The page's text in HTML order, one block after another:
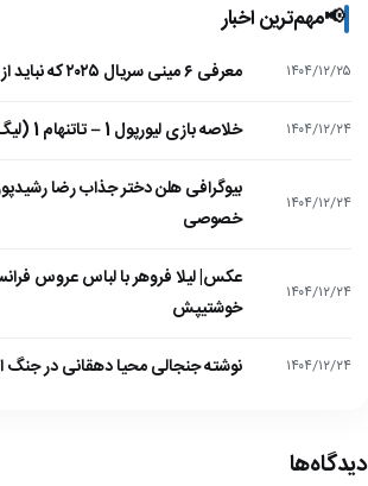
📢مهم‌ترین اخبار
۱۴۰۴/۱۲/۲۵ معرفی ۶ مینی سریال ۲۰۲۵ که نباید از دست بدهید!
۱۴۰۴/۱۲/۲۴ خلاصه بازی لیورپول 1 – تاتنهام 1 (لیگ برتر انگلیس)
۱۴۰۴/۱۲/۲۴
بیوگرافی هلن دختر جذاب رضا
خصوصی
۱۴۰۴/۱۲/۲۴
عکس| لیلا فروهر با لباس عروس
خوشتیپش
۱۴۰۴/۱۲/۲۴ نوشته جنجالی محیا دهقانی در جنگ
دیدگاه‌ها